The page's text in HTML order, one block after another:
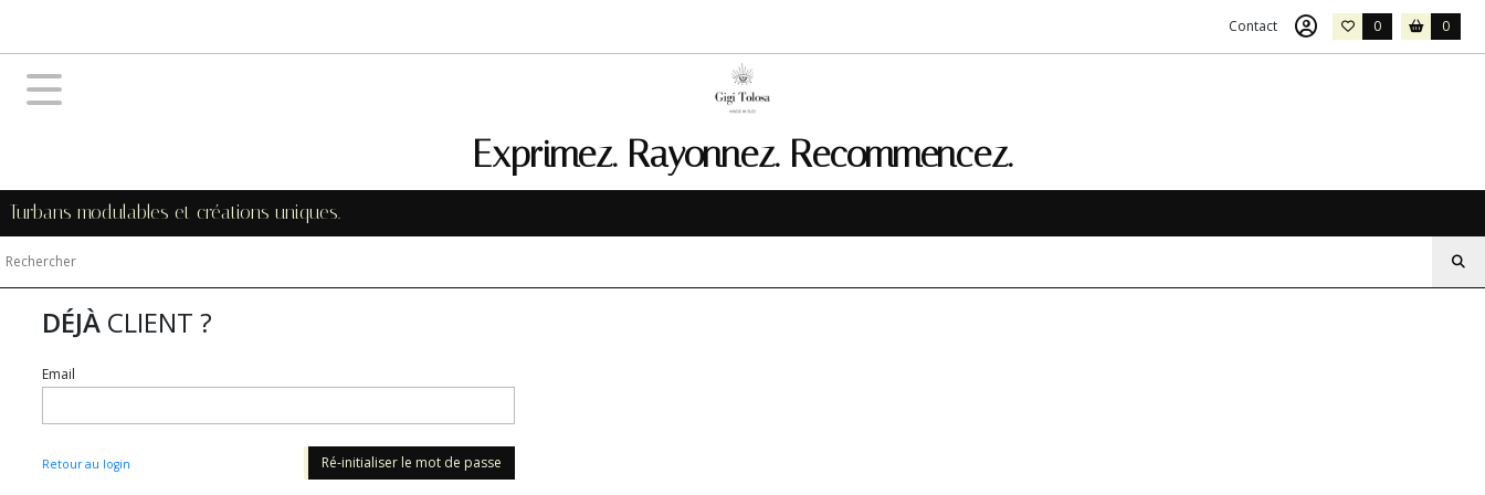
Contact 0 0
Exprimez. Rayonnez. Recommencez.
Turbans modulables et créations uniques.
DÉJÀ CLIENT ?
Email
Retour au login Ré-initialiser le mot de passe